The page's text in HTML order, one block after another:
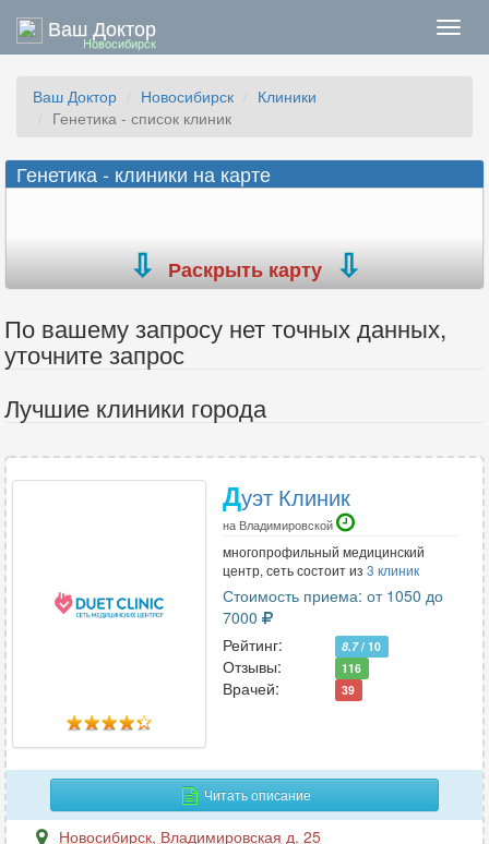
Ваш Доктор
Новосибирск
Ваш Доктор Новосибирск
Клиники
Генетика - список клиник
Генетика - клиники на карте
Раскрыть карту
По вашему запросу нет точных данных,
уточните запрос
Лучшие клиники города
Дуэт Клиник
на Владимировской
многопрофильный медицинский
центр, сеть состоит из 3 клиник
Стоимость приема: от 1050 до
7000
Рейтинг:
8.7/ 10
Отзывы: 116
Врачей: 39
Читать описание
Новосибирск, Владимировская д. 25